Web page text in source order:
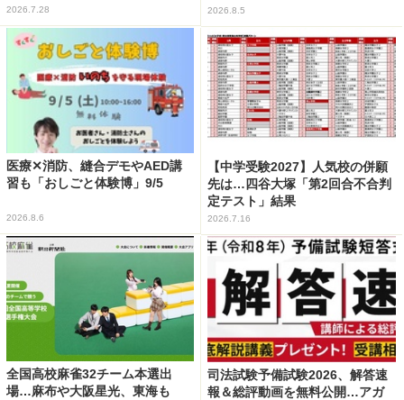
2026.7.28 2026.8.5
医療✕消防、縫合デモやAED講
習も「おしごと体験博」9/5
2026.8.6
【中学受験2027】人気校の併願
先は…四谷大塚「第2回合不合判
定テスト」結果
2026.7.16
全国高校麻雀32チーム本選出
場…麻布や大阪星光、東海も
司法試験予備試験2026、解答速
報＆総評動画を無料公開…アガ